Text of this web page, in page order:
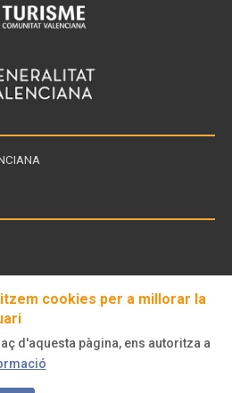
cookies per a millorar la
d'aquesta pàgina, ens autoritza a